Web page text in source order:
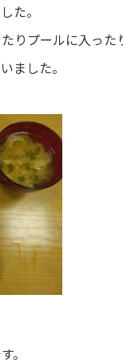
た。
りプールに入った
ました。
。